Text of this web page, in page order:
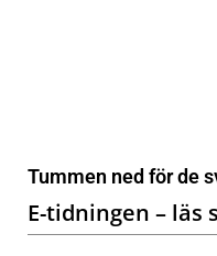
Tummen ned för de
E-tidningen –